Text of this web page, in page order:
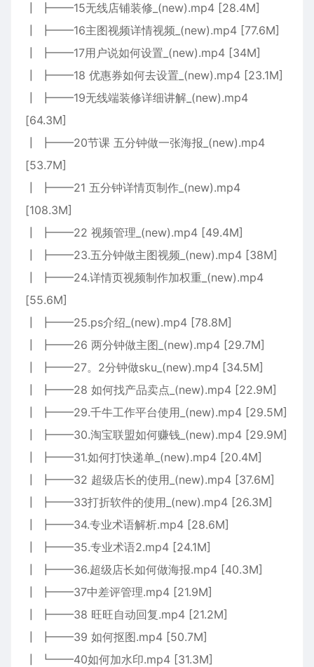
┃ ┣━━15无线店铺装修_(new).mp4 [28.4M]
┃ ┣━━16主图视频详情视频_(new).mp4 [77.6M]
┃ ┣━━17用户说如何设置_(new).mp4 [34M]
┃ ┣━━18 优惠券如何去设置_(new).mp4 [23.1M]
┃ ┣━━19无线端装修详细讲解_(new).mp4
[64.3M]
┃ ┣━━20节课 五分钟做一张海报_(new).mp4
[53.7M]
┃ ┣━━21 五分钟详情页制作_(new).mp4
[108.3M]
┃ ┣━━22 视频管理_(new).mp4 [49.4M]
┃ ┣━━23.五分钟做主图视频_(new).mp4 [38M]
┃ ┣━━24.详情页视频制作加权重_(new).mp4
[55.6M]
┃ ┣━━25.ps介绍_(new).mp4 [78.8M]
┃ ┣━━26 两分钟做主图_(new).mp4 [29.7M]
┃ ┣━━27。2分钟做sku_(new).mp4 [34.5M]
┃ ┣━━28 如何找产品卖点_(new).mp4 [22.9M]
┃ ┣━━29.千牛工作平台使用_(new).mp4 [29.5M]
┃ ┣━━30.淘宝联盟如何赚钱_(new).mp4 [29.9M]
┃ ┣━━31.如何打快递单_(new).mp4 [20.4M]
┃ ┣━━32 超级店长的使用_(new).mp4 [37.6M]
┃ ┣━━33打折软件的使用_(new).mp4 [26.3M]
┃ ┣━━34.专业术语解析.mp4 [28.6M]
┃ ┣━━35.专业术语2.mp4 [24.1M]
┃ ┣━━36.超级店长如何做海报.mp4 [40.3M]
┃ ┣━━37中差评管理.mp4 [21.9M]
┃ ┣━━38 旺旺自动回复.mp4 [21.2M]
┃ ┣━━39 如何抠图.mp4 [50.7M]
┃ ┗━━40如何加水印.mp4 [31.3M]